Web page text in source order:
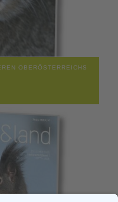
OBERÖSTERREICHS